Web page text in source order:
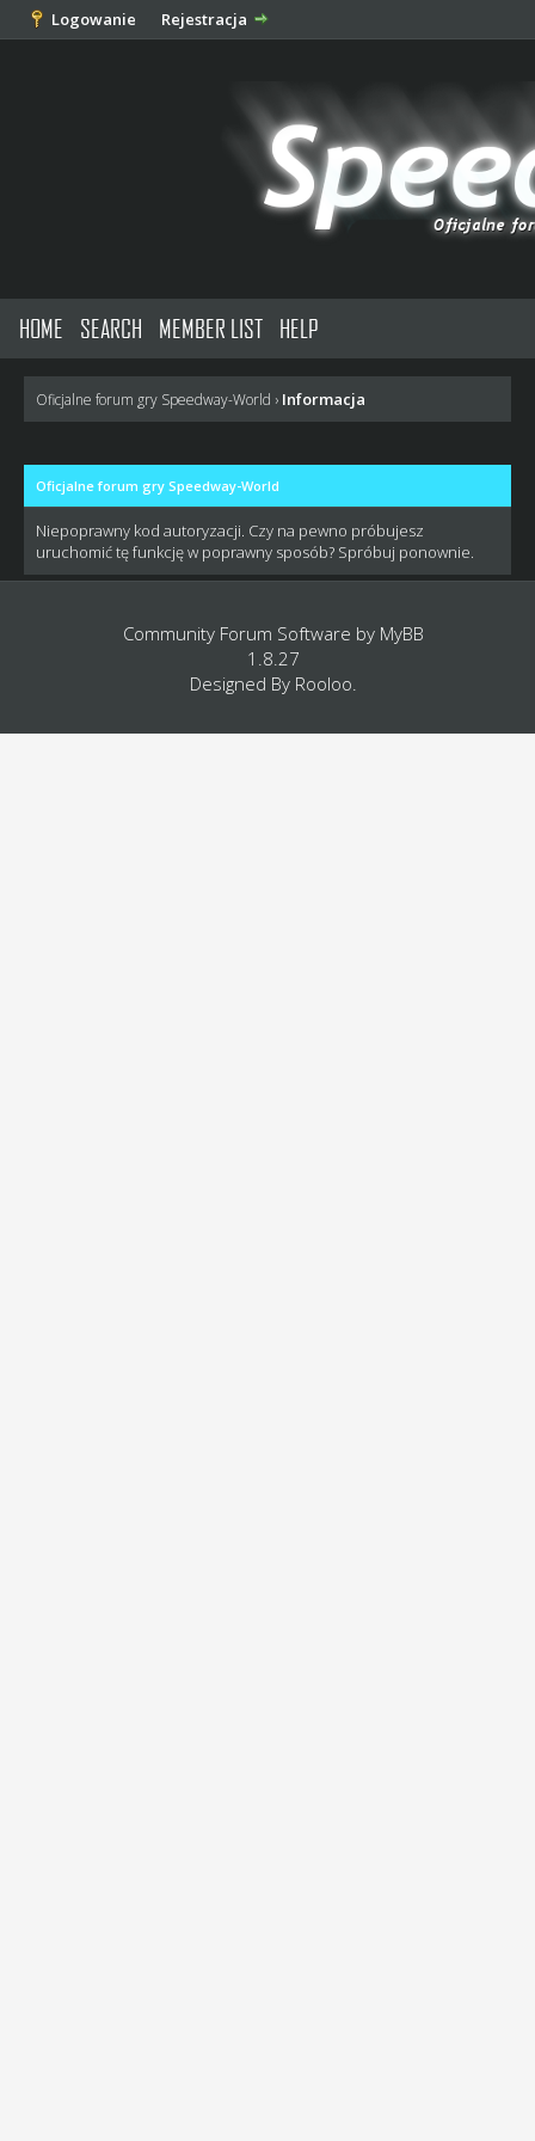
Logowanie Rejestracja
HOME SEARCH MEMBER LIST HELP
Oficjalne forum gry Speedway-World › Informacja
Oficjalne forum gry Speedway-World
Niepoprawny kod autoryzacji. Czy na pewno próbujesz
uruchomić tę funkcję w poprawny sposób? Spróbuj ponownie.
Community Forum Software by MyBB
1.8.27
Designed By Rooloo.